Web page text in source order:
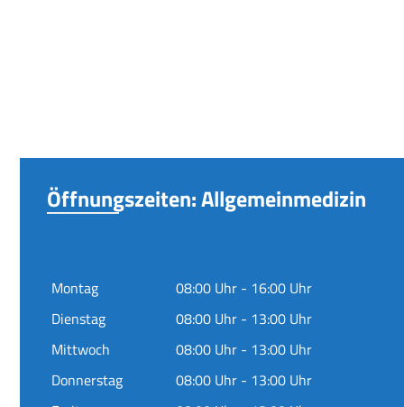
Öffnungszeiten: Allgemeinmedizin
Montag
08:00 Uhr - 16:00 Uhr
Dienstag
08:00 Uhr - 13:00 Uhr
Mittwoch
08:00 Uhr - 13:00 Uhr
Donnerstag
08:00 Uhr - 13:00 Uhr